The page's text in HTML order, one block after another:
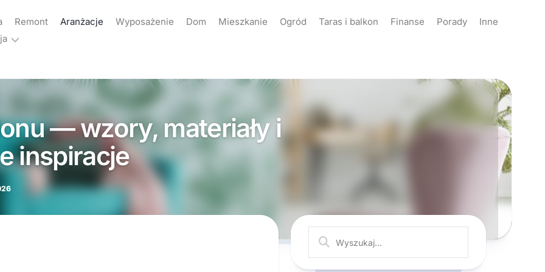
Remont Aranżacje Wyposażenie Dom Mieszkanie Ogród Taras i balkon Finanse Porady
Inne
— wzory, materiały i
inspiracje